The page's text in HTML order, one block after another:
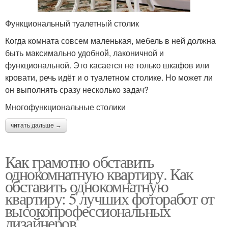
Функциональный туалетный столик
Когда комната совсем маленькая, мебель в ней должна
быть максимально удобной, лаконичной и
функциональной. Это касается не только шкафов или
кровати, речь идёт и о туалетном столике. Но может ли
он выполнять сразу несколько задач?
Многофункциональные столики
читать дальше →
Как грамотно обставить
однокомнатную квартиру. Как
обставить однокомнатную
квартиру: 5 лучших фоторабот от
высокопрофессиональных
дизайнеров